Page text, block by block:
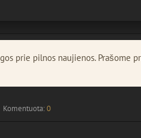
prie pilnos naujienos. Prašome
Komentuota:0